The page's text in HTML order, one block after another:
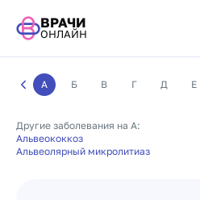
ВРАЧИ
ОНЛАЙН
А Б В Г Д Е
Другие заболевания на А:
Альвеококкоз
Альвеолярный микролитиаз